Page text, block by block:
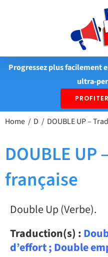
Progressez plus facilement
ultra-
Home D DOUBLE UP –
DOUBLE
française
Double Up (Verbe).
Traduction(s) :
d’effort ; Double